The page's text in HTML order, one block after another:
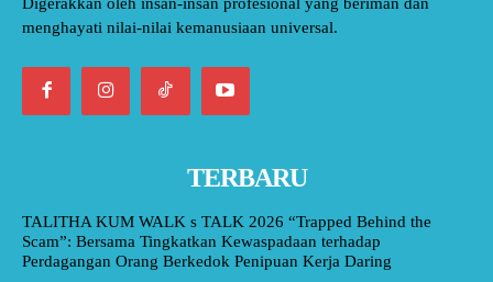
menghayati nilai-nilai kemanusiaan universal.
TERBARU
TALITHA KUM WALK s TALK 2026 “Trapped Behind the
Scam”: Bersama Tingkatkan Kewaspadaan terhadap
Perdagangan Orang Berkedok Penipuan Kerja Daring